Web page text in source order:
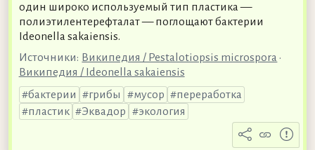
один широко используемый тип пластика —
полиэтилентерефталат — поглощают бактерии
Ideonella sakaiensis.
Источники: Википедия / Pestalotiopsis microspora •
Википедия / Ideonella sakaiensis
бактерии
грибы мусор
переработка
пластик
Эквадор экология